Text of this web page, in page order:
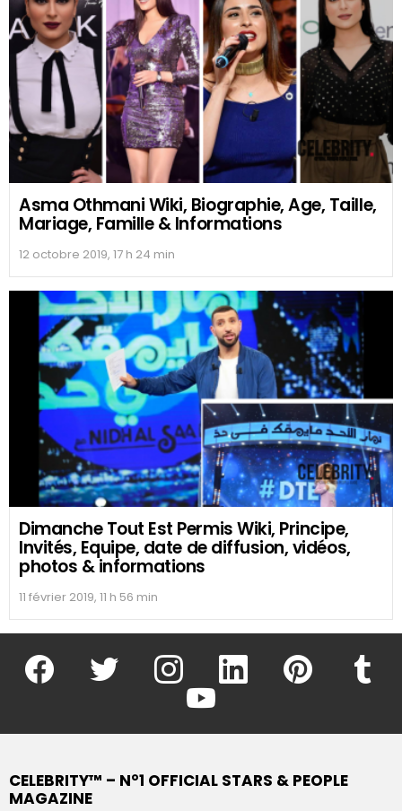
Asma Othmani Wiki, Biographie, Age, Taille,
Mariage, Famille & Informations
12 octobre 2019, 17 h 24 min
Dimanche Tout Est Permis Wiki, Principe,
Invités, Equipe, date de diffusion, vidéos,
photos & informations
11 février 2019, 11 h 56 min
facebook twitter instagram linkedin pinterest
youtube
CELEBRITY™ – N°1 OFFICIAL STARS & PEOPLE
MAGAZINE